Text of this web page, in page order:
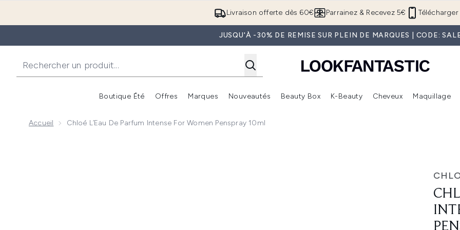
Passer au contenu principal
Livraison offerte dès 60€ Télécharger
Parrainez & Recevez 5€
JUSQU'À -30% DE REMISE SUR PLEIN DE MARQUES | CODE:
Boutique Été
Accédez au sous-menu (Boutique Été )
Offres
Accédez au sous-menu (Offres)
Marques
Accédez au sous-menu (Marques)
Nouveautés
Accédez au sous-menu (Nouveautés)
Beauty Box
Accédez au sous-menu (Beauty Box)
K-Beauty Cheveux Maquillage
Accueil Chloé L’Eau De Parfum Intense For Women Penspray 10ml